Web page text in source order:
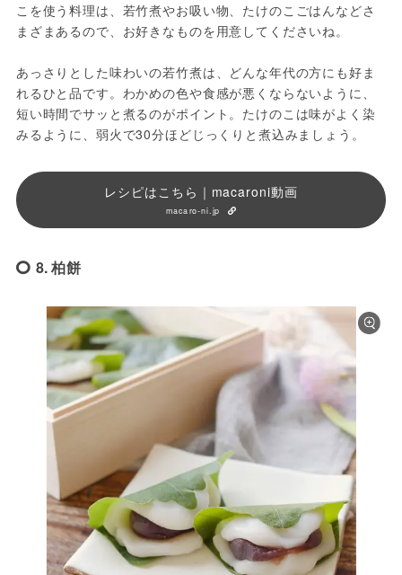
こを使う料理は、若竹煮やお吸い物、たけのこごはんなどさ
まざまあるので、お好きなものを用意してくださいね。
あっさりとした味わいの若竹煮は、どんな年代の方にも好ま
れるひと品です。わかめの色や食感が悪くならないように、
短い時間でサッと煮るのがポイント。たけのこは味がよく染
みるように、弱火で30分ほどじっくりと煮込みましょう。
レシピはこちら｜macaroni動画
macaro-ni.jp
8. 柏餅